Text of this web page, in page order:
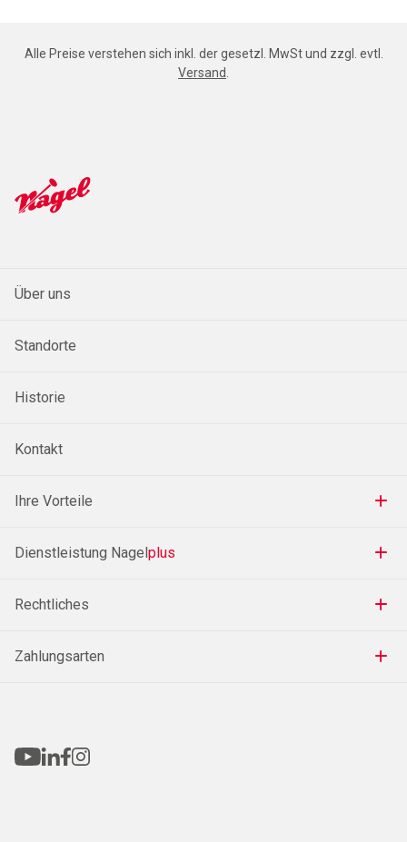
Alle Preise verstehen sich inkl. der gesetzl. MwSt und zzgl. evtl.
Versand
Über uns
Standorte
Historie
Kontakt
Ihre Vorteile
Dienstleistung Nagelplus
Rechtliches
Zahlungsarten